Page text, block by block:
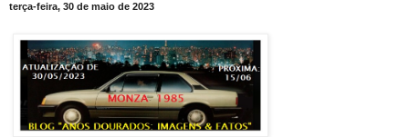
terça-feira, 30 de maio de 2023